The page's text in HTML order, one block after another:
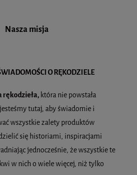
Nasza misja
O RĘKODZIELE
rękodzieła, która nie powstała
tutaj, aby świadomie i
wszystkie zalety produktów
się historiami, inspiracjami
jednocześnie, że wszystkie te
w nich o wiele więcej, niż tylko